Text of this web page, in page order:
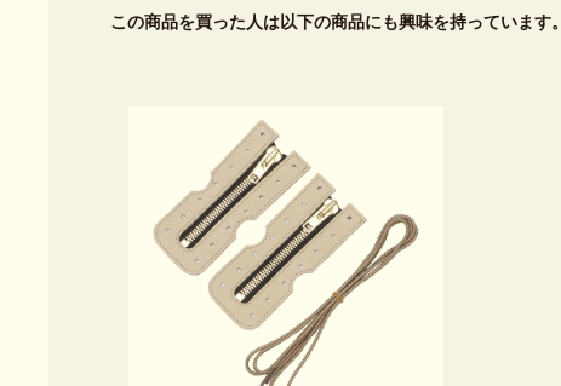
この商品を買った人は以下の商品にも興味を持っています。